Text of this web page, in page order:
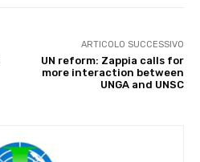
ARTICOLO SUCCESSIVO
UN reform: Zappia calls for
more interaction between
UNGA and UNSC